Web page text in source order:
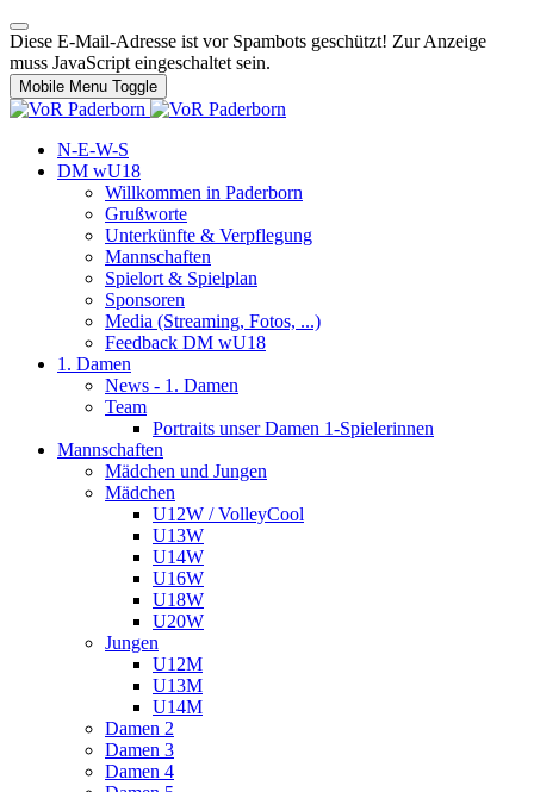
Diese E-Mail-Adresse ist vor Spambots geschützt! Zur Anzeige
muss JavaScript eingeschaltet sein.
Mobile Menu Toggle
N-E-W-S
DM wU18
Willkommen in Paderborn
Grußworte
Unterkünfte & Verpflegung
Mannschaften
Spielort & Spielplan
Sponsoren
Media (Streaming, Fotos, ...)
Feedback DM wU18
1. Damen
News - 1. Damen
Team
Portraits unser Damen 1-Spielerinnen
Mannschaften
Mädchen und Jungen
Mädchen
U12W / VolleyCool
U13W
U14W
U16W
U18W
U20W
Jungen
U12M
U13M
U14M
Damen 2
Damen 3
Damen 4